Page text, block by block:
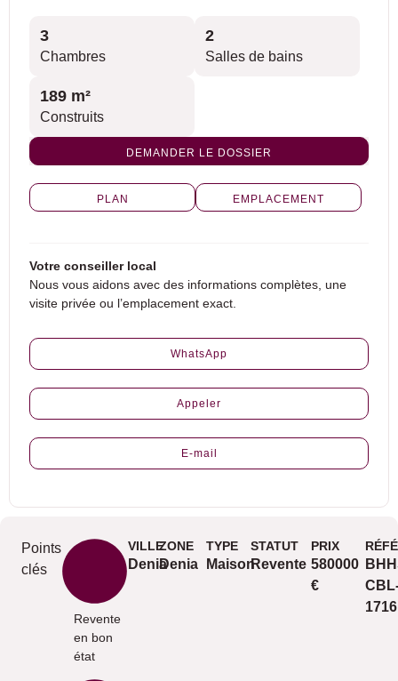
3
Chambres
2
Salles de bains
189 m²
Construits
DEMANDER LE DOSSIER
PLAN EMPLACEMENT
Votre conseiller local
Nous vous aidons avec des informations complètes, une
visite privée ou l’emplacement exact.
WhatsApp
Appeler
E-mail
Points
clés
Revente
en bon
état
VILLE
Denia
ZONE
Denia
TYPE
Maison
STATUT
Revente
PRIX
580000
€
1716